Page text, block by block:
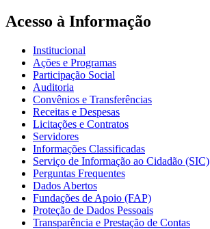
Acesso à Informação
Institucional
Ações e Programas
Participação Social
Auditoria
Convênios e Transferências
Receitas e Despesas
Licitações e Contratos
Servidores
Informações Classificadas
Serviço de Informação ao Cidadão (SIC)
Perguntas Frequentes
Dados Abertos
Fundações de Apoio (FAP)
Proteção de Dados Pessoais
Transparência e Prestação de Contas